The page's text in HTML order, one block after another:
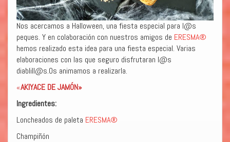
Nos acercamos a Halloween, una fiesta especial para l@s
peques. Y en colaboración con nuestros amigos de ERESMA®
hemos realizado esta idea para una fiesta especial. Varias
elaboraciones con las que seguro disfrutaran l@s
diablill@s.Os animamos a realizarla.
«AKIYACE DE JAMÓN»
Ingredientes:
Loncheados de paleta ERESMA®
Champiñón